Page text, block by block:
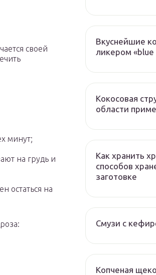
своей
минут;
на грудь и
остаться на
Вкуснейшие
ликером «blue
Кокосовая
области
Как хранить
способов
заготовке
Смузи с
Копченая